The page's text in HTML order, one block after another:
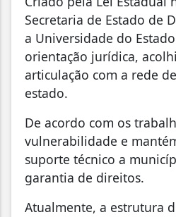
Secretaria de Estado de
a Universidade do
orientação jurídica,
articulação com a rede
estado.
De acordo com os
vulnerabilidade e
suporte técnico a
garantia de direitos.
Atualmente, a estrutura